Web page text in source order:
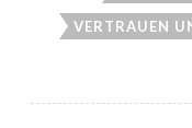
VERTRAUEN